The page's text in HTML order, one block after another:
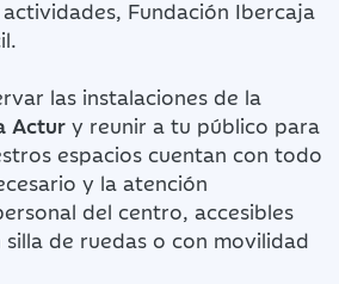
Fundación Ibercaja
las instalaciones de la
Actur y reunir a tu público para
espacios cuentan con todo
y la atención
del centro, accesibles
de ruedas o con movilidad